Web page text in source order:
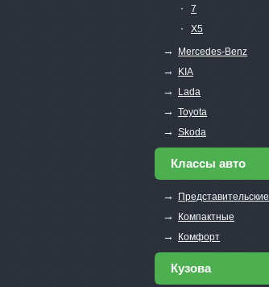
∙ 7
∙ X5
→ Mercedes-Benz
→ KIA
→ Lada
→ Toyota
→ Skoda
Классы авто
→ Представительские
→ Компактные
→ Комфорт
Кузова